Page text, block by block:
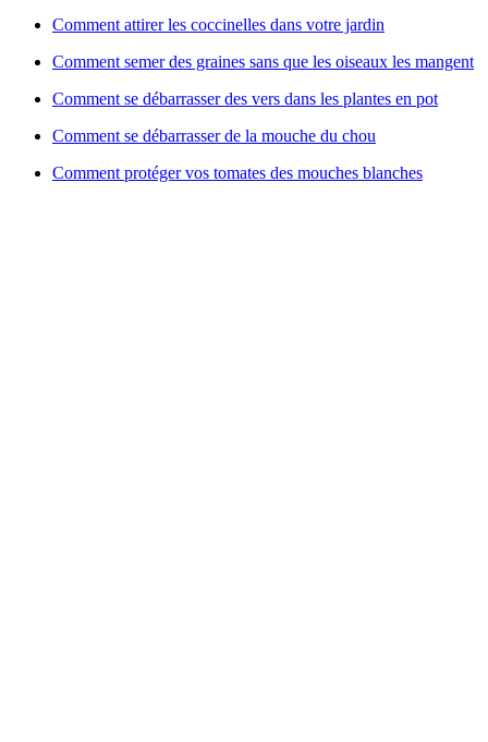
Comment attirer les coccinelles dans votre jardin
Comment semer des graines sans que les oiseaux les mangent
Comment se débarrasser des vers dans les plantes en pot
Comment se débarrasser de la mouche du chou
Comment protéger vos tomates des mouches blanches